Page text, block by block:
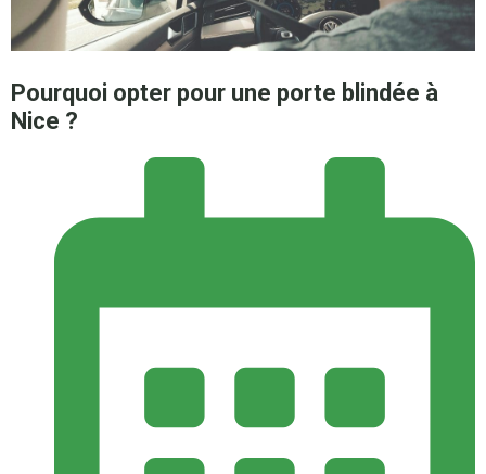
Pourquoi opter pour une porte blindée à
Nice ?